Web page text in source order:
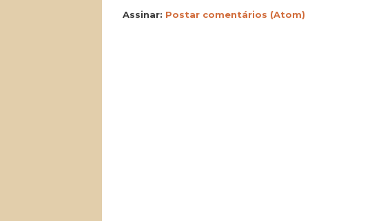
Assinar: Postar comentários (Atom)